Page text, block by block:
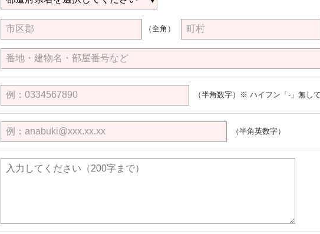
（全角）
（半角数字）※ ハイフン「-」無し
（半角英数字）